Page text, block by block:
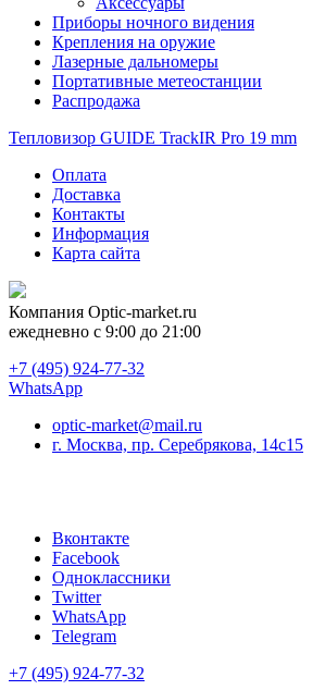
Приборы ночного видения
Крепления на оружие
Лазерные дальномеры
Портативные метеостанции
Распродажа
Тепловизор GUIDE TrackIR Pro 19 mm
Оплата
Доставка
Контакты
Информация
Карта сайта
Компания Optic-market.ru
ежедневно с 9:00 до 21:00
+7 (495) 924-77-32
WhatsApp
optic-market@mail.ru
г. Москва, пр. Серебрякова, 14с15
Вконтакте
Facebook
Одноклассники
Twitter
WhatsApp
Telegram
+7 (495) 924-77-32